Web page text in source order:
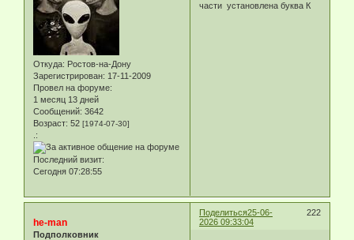
Откуда: Ростов-на-Дону
Зарегистрирован: 17-11-2009
Провел на форуме:
1 месяц 13 дней
Сообщений: 3642
Возраст: 52 [1974-07-30]
.:
Последний визит:
Сегодня 07:28:55
части установлена буква К
Поделиться 222
25-06-
2026 09:33:04
he-man
Подполковник